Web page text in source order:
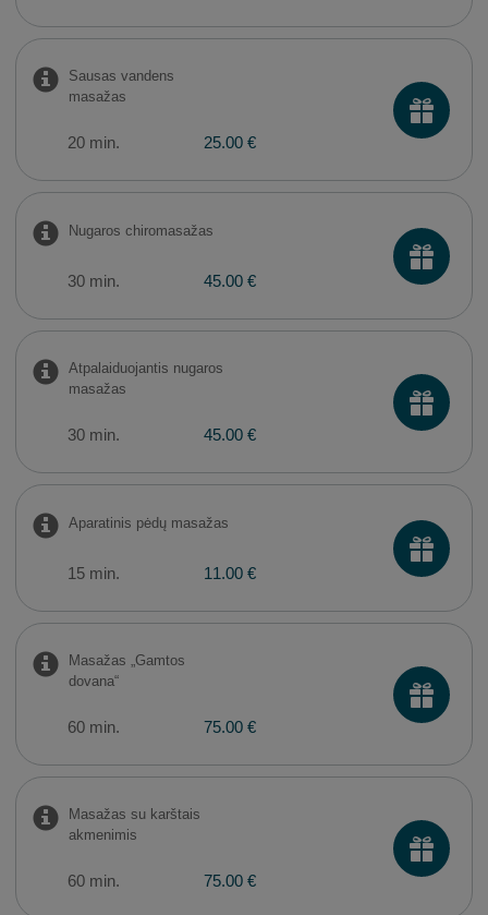
Sausas vandens
masažas
20 min. 25.00 €
Nugaros chiromasažas
30 min. 45.00 €
Atpalaiduojantis nugaros
masažas
30 min. 45.00 €
Aparatinis pėdų masažas
15 min. 11.00 €
Masažas „Gamtos
dovana“
60 min. 75.00 €
Masažas su karštais
akmenimis
60 min. 75.00 €